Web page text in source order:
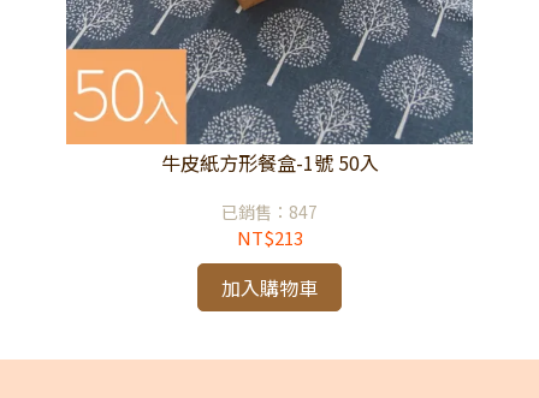
牛皮紙方形餐盒-1號 50入
已銷售：847
NT$213
加入購物車